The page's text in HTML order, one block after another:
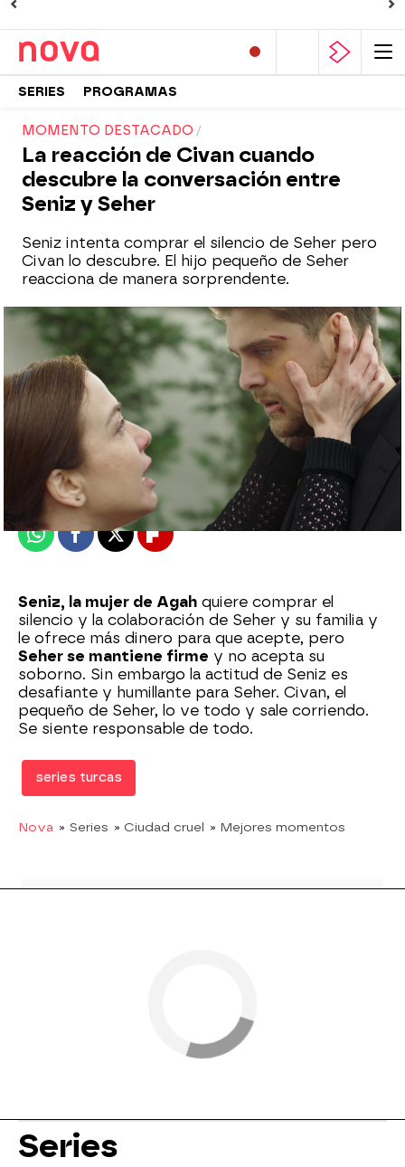
SERIES PROGRAMAS
MOMENTO DESTACADO
La reacción de Civan cuando
descubre la conversación entre
Seniz y Seher
Seniz intenta comprar el silencio de Seher pero
Civan lo descubre. El hijo pequeño de Seher
reacciona de manera sorprendente.
Nova
Madrid
Publicado: 16 de diciembre de 2020, 22:00
WhatsappFacebook
X Flipboard
Seniz, la mujer de Agah quiere comprar el
silencio y la colaboración de Seher y su familia y
le ofrece más dinero para que acepte, pero
Seher se mantiene firme y no acepta su
soborno. Sin embargo la actitud de Seniz es
desafiante y humillante para Seher. Civan, el
pequeño de Seher, lo ve todo y sale corriendo.
Se siente responsable de todo.
series turcas
Nova » Series » Ciudad cruel » Mejores momentos
Series